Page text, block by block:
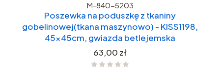
M-840-5203
Poszewka na poduszkę z tkaniny
gobelinowej(tkana maszynowo) - KISS1198,
45x45cm, gwiazda betlejemska
Cena
63,00 zł